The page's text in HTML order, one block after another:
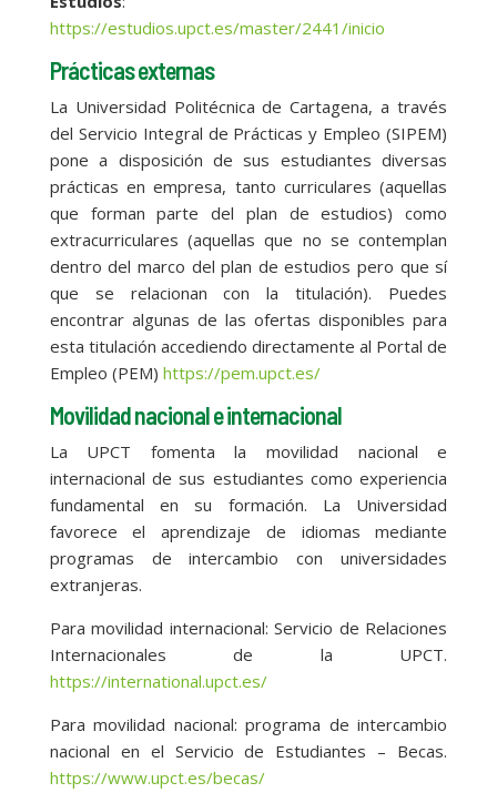
https://estudios.upct.es/master/2441/inicio
Prácticas externas
La Universidad Politécnica de Cartagena, a través
del Servicio Integral de Prácticas y Empleo (SIPEM)
pone a disposición de sus estudiantes diversas
prácticas en empresa, tanto curriculares (aquellas
que forman parte del plan de estudios) como
extracurriculares (aquellas que no se contemplan
dentro del marco del plan de estudios pero que sí
que se relacionan con la titulación). Puedes
encontrar algunas de las ofertas disponibles para
esta titulación accediendo directamente al Portal de
Empleo (PEM) https://pem.upct.es/
Movilidad nacional e internacional
La UPCT fomenta la movilidad nacional e
internacional de sus estudiantes como experiencia
fundamental en su formación. La Universidad
favorece el aprendizaje de idiomas mediante
programas de intercambio con universidades
extranjeras.
Para movilidad internacional: Servicio de Relaciones
Internacionales de la UPCT.
https://international.upct.es/
Para movilidad nacional: programa de intercambio
nacional en el Servicio de Estudiantes – Becas.
https://www.upct.es/becas/